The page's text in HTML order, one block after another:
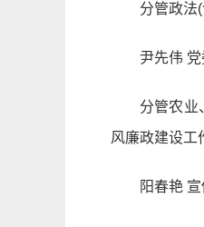
分管政法
尹先伟
分管农业
风廉政建设工
阳春艳